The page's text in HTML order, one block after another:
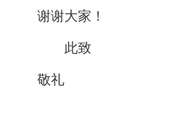
谢谢大家！
此致
敬礼